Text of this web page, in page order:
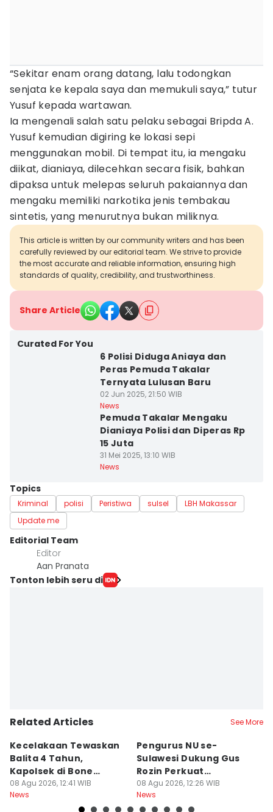
“Sekitar enam orang datang, lalu todongkan
senjata ke kepala saya dan memukuli saya,” tutur
Yusuf kepada wartawan.
Ia mengenali salah satu pelaku sebagai Bripda A.
Yusuf kemudian digiring ke lokasi sepi
menggunakan mobil. Di tempat itu, ia mengaku
diikat, dianiaya, dilecehkan secara fisik, bahkan
dipaksa untuk melepas seluruh pakaiannya dan
mengaku memiliki narkotika jenis tembakau
sintetis, yang menurutnya bukan miliknya.
This article is written by our community writers and has been
carefully reviewed by our editorial team. We strive to provide
the most accurate and reliable information, ensuring high
standards of quality, credibility, and trustworthiness.
Share Article
Curated For You
6 Polisi Diduga Aniaya dan
Peras Pemuda Takalar
Ternyata Lulusan Baru
02 Jun 2025, 21:50 WIB
News
Pemuda Takalar Mengaku
Dianiaya Polisi dan Diperas Rp
15 Juta
31 Mei 2025, 13:10 WIB
News
Topics
Kriminal polisi Peristiwa sulsel
LBH Makassar
Update me
Editorial Team
Editor
Aan Pranata
Tonton lebih seru di
Related Articles See More
Kecelakaan Tewaskan
Balita 4 Tahun,
Kapolsek di Bone
Diperiksa Propam
08 Agu 2026, 12:41 WIB
News
Pengurus NU se-
Sulawesi Dukung Gus
Rozin Perkuat
Pesantren dan
Kemandirian Jam'iyah
08 Agu 2026, 12:26 WIB
News